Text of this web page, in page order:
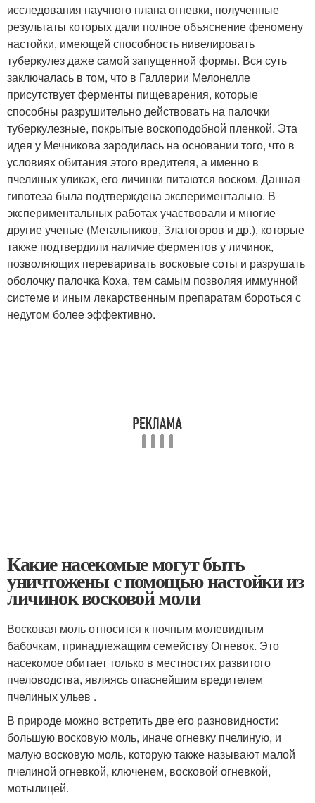
исследования научного плана огневки, полученные
результаты которых дали полное объяснение феномену
настойки, имеющей способность нивелировать
туберкулез даже самой запущенной формы. Вся суть
заключалась в том, что в Галлерии Мелонелле
присутствует ферменты пищеварения, которые
способны разрушительно действовать на палочки
туберкулезные, покрытые воскоподобной пленкой. Эта
идея у Мечникова зародилась на основании того, что в
условиях обитания этого вредителя, а именно в
пчелиных уликах, его личинки питаются воском. Данная
гипотеза была подтверждена экспериментально. В
экспериментальных работах участвовали и многие
другие ученые (Метальников, Златогоров и др.), которые
также подтвердили наличие ферментов у личинок,
позволяющих переваривать восковые соты и разрушать
оболочку палочка Коха, тем самым позволяя иммунной
системе и иным лекарственным препаратам бороться с
недугом более эффективно.
Какие насекомые могут быть
уничтожены с помощью настойки из
личинок восковой моли
Восковая моль относится к ночным молевидным
бабочкам, принадлежащим семейству Огневок. Это
насекомое обитает только в местностях развитого
пчеловодства, являясь опаснейшим вредителем
пчелиных ульев .
В природе можно встретить две его разновидности:
большую восковую моль, иначе огневку пчелиную, и
малую восковую моль, которую также называют малой
пчелиной огневкой, ключенем, восковой огневкой,
мотылицей.